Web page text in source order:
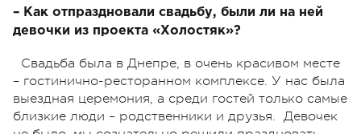
– Как отпраздновали свадьбу, были ли на ней
девочки из проекта «Холостяк»?
Свадьба была в Днепре, в очень красивом месте
– гостинично-ресторанном комплексе. У нас была
выездная церемония, а среди гостей только самые
близкие люди – родственники и друзья. Девочек